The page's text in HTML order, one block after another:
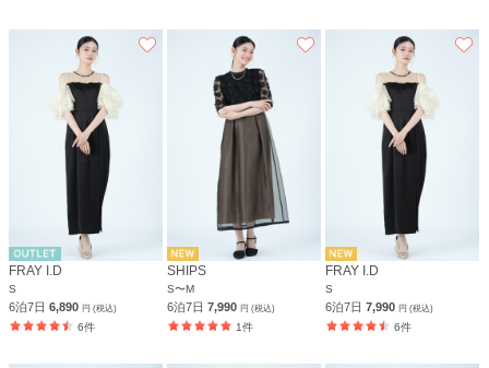
FRAY I.D
S
6泊7日 6,890 円 (税込)
6件
SHIPS
S〜M
6泊7日7,990円 (税込)
1件
FRAY I.D
S
6泊7日7,990円 (税込)
6件